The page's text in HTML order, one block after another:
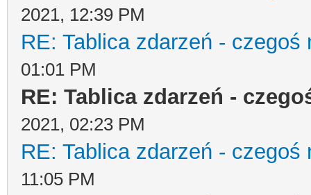
2021, 12:39 PM
RE: Tablica zdarzeń - czegoś
01:01 PM
RE: Tablica zdarzeń -
2021, 02:23 PM
RE: Tablica zdarzeń - czegoś
11:05 PM